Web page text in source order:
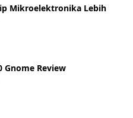
Mikroelektronika Lebih
Gnome Review